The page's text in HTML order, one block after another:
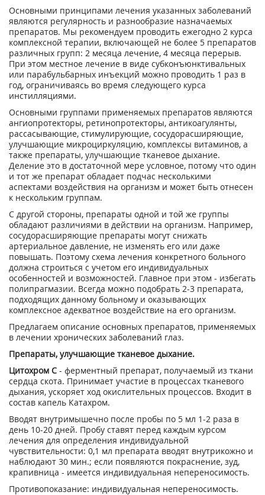
Основными принципами лечения указанных заболеваний
являются регулярность и разнообразие назначаемых
препаратов. Мы рекомендуем проводить ежегодно 2 курса
комплексной терапии, включающей не более 5 препаратов
различных групп: 2 месяца лечение, 4 месяца перерыв.
При этом местное лечение в виде субконъюнктивальных
или парабульбарных инъекций можно проводить 1 раз в
год, ограничиваясь во время следующего курса
инстилляциями.
Основными группами применяемых препаратов являются
ангиопротекторы, ретинопротекторы, антикоагулянты,
рассасывающие, стимулирующие, сосудорасширяющие,
улучшающие микроциркуляцию, комплексы витаминов, а
также препараты, улучшающие тканевое дыхание.
Деление это в достаточной мере условное, потому что один
и тот же препарат обладает подчас несколькими
аспектами воздействия на организм и может быть отнесен
к нескольким группам.
С другой стороны, препараты одной и той же группы
обладают различиями в действии на организм. Например,
сосудорасширяющие препараты могут снижать
артериальное давление, не изменять его или даже
повышать. Поэтому схема лечения конкретного больного
должна строиться с учетом его индивидуальных
особенностей и возможностей. Главное при этом - избегать
полипрагмазии. Всегда можно подобрать 2-3 препарата,
подходящих данному больному и оказывающих
комплексное адекватное воздействие на его организм.
Предлагаем описание основных препаратов, применяемых
в лечении хронических заболеваний глаз.
Препараты, улучшающие тканевое дыхание.
Цитохром С - ферментный препарат, получаемый из ткани
сердца скота. Принимает участие в процессах тканевого
дыхания, ускоряет ход окислительных процессов. Входит в
состав капель Катахром.
Вводят внутримышечно после пробы по 5 мл 1-2 раза в
день 10-20 дней. Пробу ставят перед каждым курсом
лечения для определения индивидуальной
чувствительности: 0,1 мл препарата вводят внутрикожно и
наблюдают 30 мин.; если появляются покраснение, зуд,
крапивница - имеется индивидуальная непереносимость.
Противопоказание: индивидуальная непереносимость.